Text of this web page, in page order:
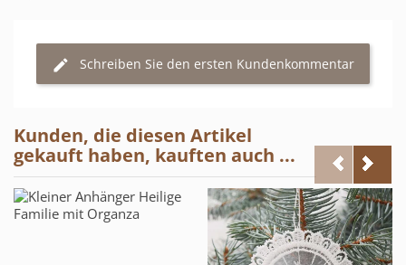
Schreiben Sie den ersten Kundenkommentar
Kunden, die diesen Artikel
gekauft haben, kauften auch ...